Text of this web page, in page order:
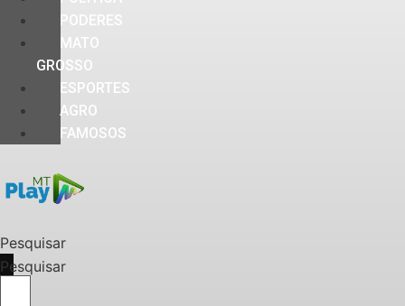
PODERES
MATO
GROSSO
ESPORTES
AGRO
FAMOSOS
Pesquisar
Pesquisar